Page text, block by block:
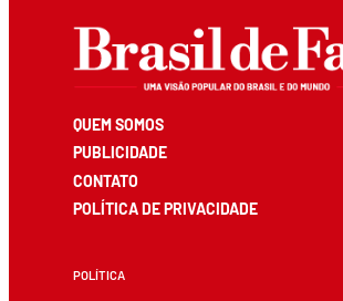
QUEM SOMOS
PUBLICIDADE
CONTATO
POLÍTICA DE PRIVACIDADE
POLÍTICA